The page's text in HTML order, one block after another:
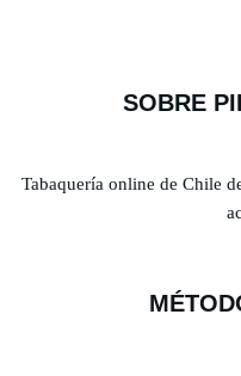
SOBRE
Tabaquería online de Chile